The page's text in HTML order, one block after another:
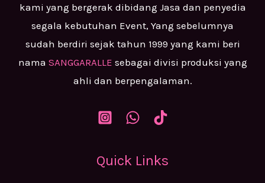
kami yang bergerak dibidang Jasa dan penyedia
segala kebutuhan Event, Yang sebelumnya
sudah berdiri sejak tahun 1999 yang kami beri
nama SANGGARALLE sebagai divisi produksi yang
ahli dan berpengalaman.
Quick Links